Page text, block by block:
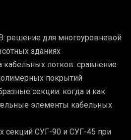
решение для многоуровневой
зданиях
кабельных лотков: сравнение
покрытий
секции: когда и как
элементы кабельных
секций СУГ-90 и СУГ-45 при